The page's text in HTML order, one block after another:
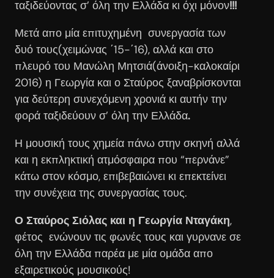
ταξιδεύοντας σ’ όλη την Ελλάδα κι όχι μόνον!!!
Μετά απο μία επιτυχημένη συνεργασία των
δυό τους(χειμώνας ΄15-΄16), αλλά και στο
πλευρό του Μανώλη Μητσιά(άνοιξη-καλοκαίρι
2016) η Γεωργία και ο Σταύρος ξαναβρίσκονται
για δεύτερη συνεχόμενη χρονιά κι αυτήν την
φορά ταξιδεύουν σ’ όλη την Ελλάδα.
Η μουσική τους χημεία πάνω στην σκηνή αλλά
και η εκπληκτική ατμόσφαιρα που “περνάνε”
κάτω στον κόσμο, επιβεβαιώνει κι επεκτείνει
την συνέχεια της συνεργασίας τους.
Ο Σταύρος Σιόλας και η Γεωργία Νταγάκη,
φέτος ενώνουν τις φωνές τους και γυρνανε σε
όλη την Ελλάδα παρέα με μία ομάδα απο
εξαιρετικούς μουσικούς!